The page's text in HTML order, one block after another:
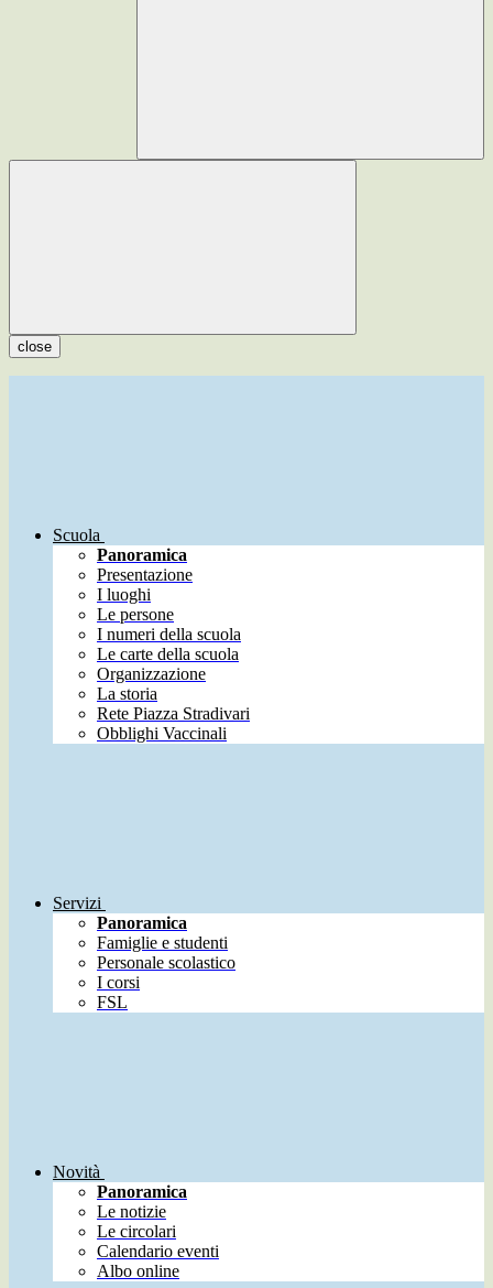
close
Scuola
Panoramica
Presentazione
I luoghi
Le persone
I numeri della scuola
Le carte della scuola
Organizzazione
La storia
Rete Piazza Stradivari
Obblighi Vaccinali
Servizi
Panoramica
Famiglie e studenti
Personale scolastico
I corsi
FSL
Novità
Panoramica
Le notizie
Le circolari
Calendario eventi
Albo online